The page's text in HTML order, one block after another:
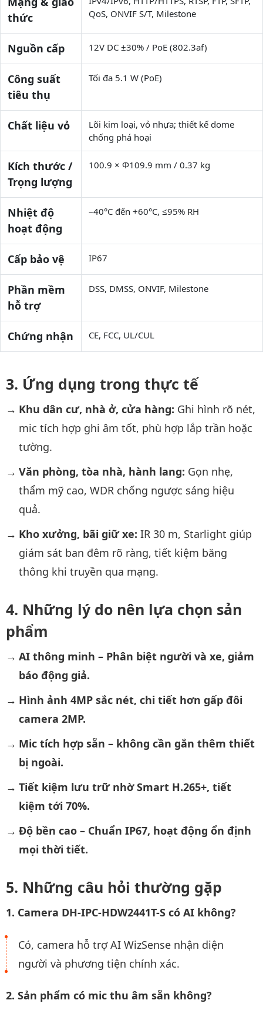
thức
QoS, ONVIF S/T, Milestone
Nguồn cấp 12V DC ±30% / PoE (802.3af)
Công suất
tiêu thụ
Tối đa 5.1 W (PoE)
Chất liệu vỏ
Lõi kim loại, vỏ nhựa; thiết kế dome
chống phá hoại
Kích thước /
Trọng lượng
100.9 × Φ109.9 mm / 0.37 kg
Nhiệt độ
hoạt động
–40°C đến +60°C, ≤95% RH
Cấp bảo vệ IP67
Phần mềm
hỗ trợ
DSS, DMSS, ONVIF, Milestone
Chứng nhận CE, FCC, UL/CUL
Ứng dụng trong thực tế
Khu dân cư, nhà ở, cửa hàng: Ghi hình rõ nét,
mic tích hợp ghi âm tốt, phù hợp lắp trần hoặc
tường.
Văn phòng, tòa nhà, hành lang: Gọn nhẹ,
thẩm mỹ cao, WDR chống ngược sáng hiệu
quả.
Kho xưởng, bãi giữ xe: IR 30 m, Starlight giúp
giám sát ban đêm rõ ràng, tiết kiệm băng
thông khi truyền qua mạng.
Những lý do nên lựa chọn sản
phẩm
AI thông minh – Phân biệt người và xe, giảm
báo động giả.
Hình ảnh 4MP sắc nét, chi tiết hơn gấp đôi
camera 2MP.
Mic tích hợp sẵn – không cần gắn thêm thiết
bị ngoài.
Tiết kiệm lưu trữ nhờ Smart H.265+, tiết
kiệm tới 70%.
Độ bền cao – Chuẩn IP67, hoạt động ổn định
mọi thời tiết.
Những câu hỏi thường gặp
1. Camera DH-IPC-HDW2441T-S có AI không?
Có, camera hỗ trợ AI WizSense nhận diện
người và phương tiện chính xác.
2. Sản phẩm có mic thu âm sẵn không?